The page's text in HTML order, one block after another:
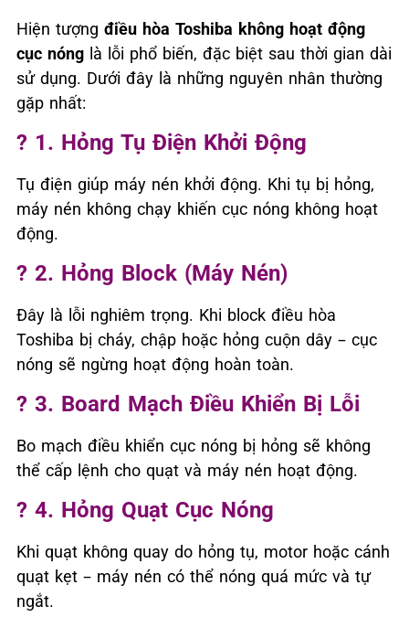
Hiện tượng điều hòa Toshiba không hoạt động
cục nóng là lỗi phổ biến, đặc biệt sau thời gian dài
sử dụng. Dưới đây là những nguyên nhân thường
gặp nhất:
? 1. Hỏng Tụ Điện Khởi Động
Tụ điện giúp máy nén khởi động. Khi tụ bị hỏng,
máy nén không chạy khiến cục nóng không hoạt
động.
? 2. Hỏng Block (máy Nén)
Đây là lỗi nghiêm trọng. Khi block điều hòa
Toshiba bị cháy, chập hoặc hỏng cuộn dây – cục
nóng sẽ ngừng hoạt động hoàn toàn.
? 3. Board Mạch Điều Khiển Bị Lỗi
Bo mạch điều khiển cục nóng bị hỏng sẽ không
thể cấp lệnh cho quạt và máy nén hoạt động.
? 4. Hỏng Quạt Cục Nóng
Khi quạt không quay do hỏng tụ, motor hoặc cánh
quạt kẹt – máy nén có thể nóng quá mức và tự
ngắt.